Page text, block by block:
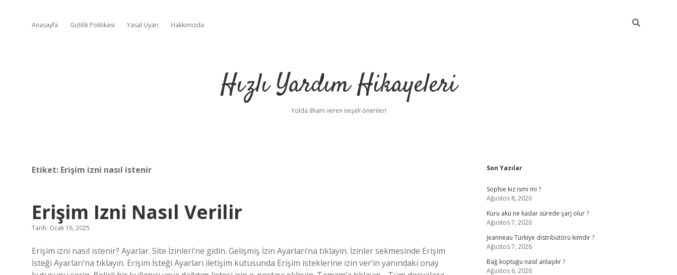
Anasayfa Gizlilik Politikası Yasal Uyarı Hakkımızda
Hızlı Yardım Hikayeleri
Yolda ilham veren neşeli öneriler!
Etiket: Erişim izni nasıl istenir
Erişim Izni Nasıl Verilir
Tarih: Ocak 16, 2025
Erişim izni nasıl istenir? Ayarlar. Site İzinleri’ne gidin. Gelişmiş İzin Ayarları’na tıklayın. İzinler sekmesinde Erişim
İsteği Ayarları’na tıklayın. Erişim İsteği Ayarları iletişim kutusunda Erişim isteklerine izin ver’in yanındaki onay
Sidebar
Son Yazılar
Sophie kız ismi mi ?
Ağustos 8, 2026
Kuru akü ne kadar sürede şarj olur ?
Ağustos 7, 2026
Jeanneau Türkiye distribütörü kimdir ?
Ağustos 7, 2026
Bağ koptuğu nasıl anlaşılır ?
Ağustos 6, 2026